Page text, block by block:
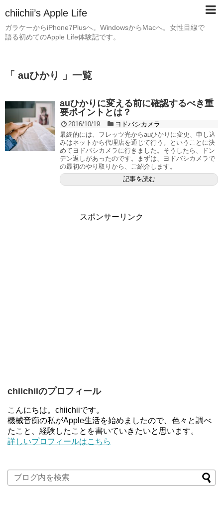
chiichii’s Apple Life
ガラケーからiPhone7Plusへ。WindowsからMacへ。女性目線で
語る初めてのApple Life体験記です。
「 auひかり 」一覧
auひかりに変える前に確認するべき重
要ポイントとは？
2016/10/19
ヨドバシカメラ
最終的には、フレッツ光からauひかりに変更、申し込
みはネットから代理店を通じて行う。ということに決
めてヨドバシカメラに行きました。そうしたら、ドン
デン返しがあったのです。まずは、ヨドバシカメラで
の最初のやり取りから、ご紹介します。
記事を読む
スポンサーリンク
chiichiiのプロフィール
こんにちは。chiichiiです。
機械音痴の私がApple生活を始めましたので、色々と調べ
たこと、経験したことを書いていきたいと思います。
詳しいプロフィールはこちら